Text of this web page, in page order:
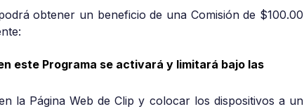
obtener un beneficio de una Comisión de $100.00
este Programa se activará y limitará bajo las
la Página Web de Clip y colocar los dispositivos a un